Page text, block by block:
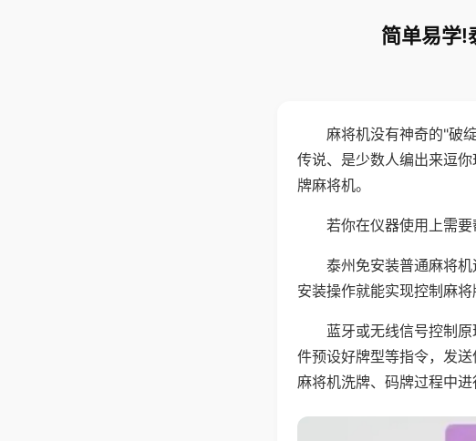
简单易学!
麻将机没有神奇的"破
传说、是少数人编出来逗
牌麻将机。
若你在仪器使用上需
泰州免安装普通麻将
安装操作就能实现控制麻将
蓝牙或无线信号控制
件预设好牌型等指令，发
麻将机洗牌、码牌过程中进